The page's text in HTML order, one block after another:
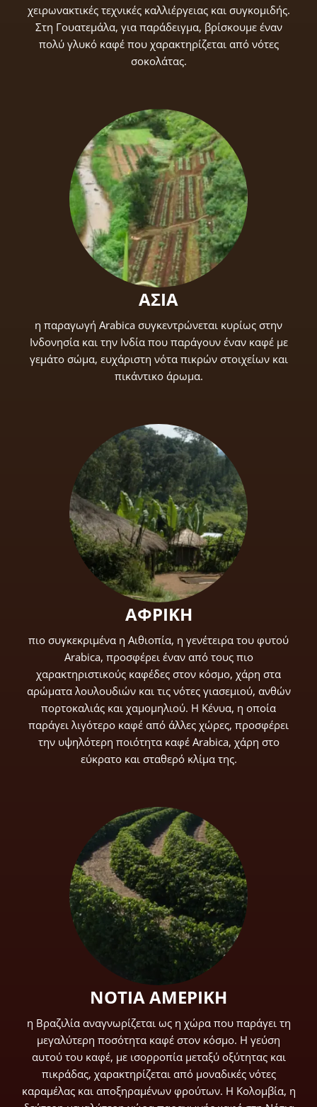
χειρωνακτικές τεχνικές καλλιέργειας και συγκομιδής.
Στη Γουατεμάλα, για παράδειγμα, βρίσκουμε έναν
πολύ γλυκό καφέ που χαρακτηρίζεται από νότες
σοκολάτας.
ΑΣΙΑ
η παραγωγή Arabica συγκεντρώνεται κυρίως στην
Ινδονησία και την Ινδία που παράγουν έναν καφέ με
γεμάτο σώμα, ευχάριστη νότα πικρών στοιχείων και
πικάντικο άρωμα.
ΑΦΡΙΚΗ
πιο συγκεκριμένα η Αιθιοπία, η γενέτειρα του φυτού
Arabica, προσφέρει έναν από τους πιο
χαρακτηριστικούς καφέδες στον κόσμο, χάρη στα
αρώματα λουλουδιών και τις νότες γιασεμιού, ανθών
πορτοκαλιάς και χαμομηλιού. Η Κένυα, η οποία
παράγει λιγότερο καφέ από άλλες χώρες, προσφέρει
την υψηλότερη ποιότητα καφέ Arabica, χάρη στο
εύκρατο και σταθερό κλίμα της.
ΝΟΤΙΑ ΑΜΕΡΙΚΗ
η Βραζιλία αναγνωρίζεται ως η χώρα που παράγει τη
μεγαλύτερη ποσότητα καφέ στον κόσμο. Η γεύση
αυτού του καφέ, με ισορροπία μεταξύ οξύτητας και
πικράδας, χαρακτηρίζεται από μοναδικές νότες
καραμέλας και αποξηραμένων φρούτων. Η Κολομβία, η
ΔΗΜΙΟΥΡΓΙΑ ΛΟΓΑΡΙΑΣΜΟΥ